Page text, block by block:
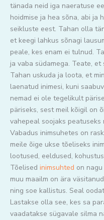
tänada neid iga naeratuse
hoidmise ja hea sõna, abi ja
seikluste eest. Tahan olla
et keegi lahkus sõnagi
peale, kes enam ei tulnud.
ja vaba südamega. Teate,
Tahan uskuda ja loota, et
laenatud inimesi, kuni
nemad ei ole tegelikult
päriseks, sest meil kõigil on
vahepeal soojaks peatuseks
Vabadus inimsuhetes on
meile õige ukse tõeliseks
lootused, eeldused,
Tõelised inimsuhted on
muu maailm on ära
ning soe kallistus. Seal
Lastakse olla see, kes sa
vaadatakse sügavale silma